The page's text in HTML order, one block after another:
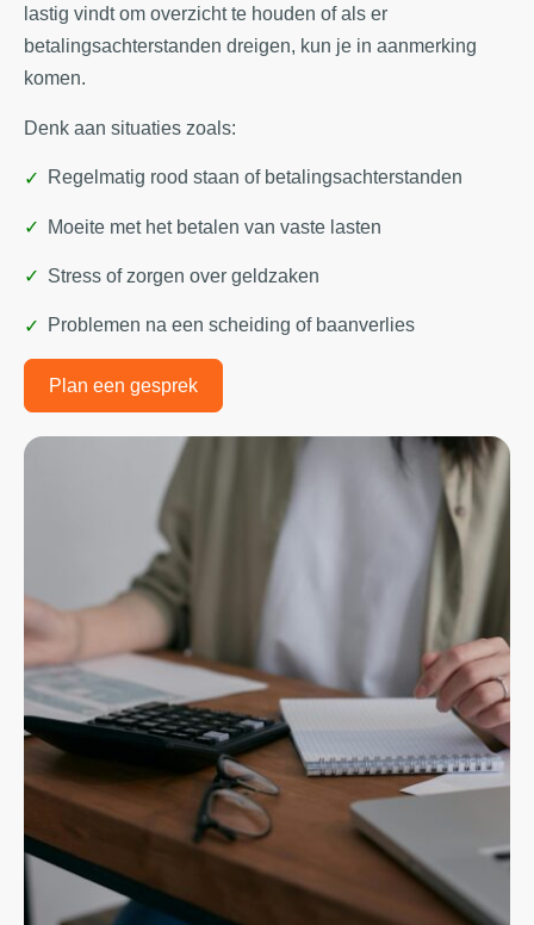
lastig vindt om overzicht te houden of als er
betalingsachterstanden dreigen, kun je in aanmerking
komen.
Denk aan situaties zoals:
Regelmatig rood staan of betalingsachterstanden
Moeite met het betalen van vaste lasten
Stress of zorgen over geldzaken
Problemen na een scheiding of baanverlies
Plan een gesprek